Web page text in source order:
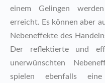
einem Gelingen
erreicht. Es können aber
Nebeneffekte des
Der reflektierte und
unerwünschten
spielen ebenfalls